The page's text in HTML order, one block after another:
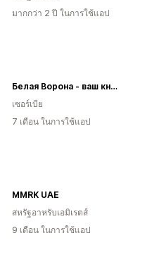
มากกว่า 2 ปี ในการใช้แอป
Белая Ворона - ваш книжный в Сербии!
เซอร์เบีย
7 เดือน ในการใช้แอป
MMRK UAE
สหรัฐอาหรับเอมิเรตส์
9 เดือน ในการใช้แอป